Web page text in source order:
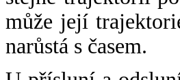
může její
narůstá s časem.